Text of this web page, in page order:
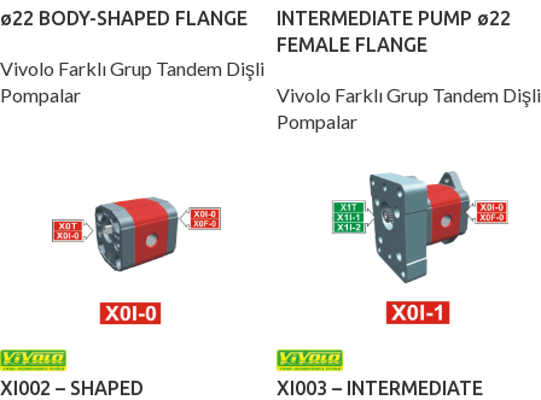
ø22 BODY-SHAPED FLANGE
Vivolo Farklı Grup Tandem Dişli
Pompalar
INTERMEDIATE PUMP ø22
FEMALE FLANGE
Vivolo Farklı Grup Tandem Dişli
Pompalar
XI002 – SHAPED
XI003 – INTERMEDIATE